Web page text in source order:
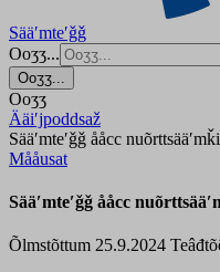
Sääʹmteʹǧǧ
Ooʒʒ...
Ooʒʒ...
Ooʒʒ
Ääiʹjpoddsaž
Sääʹmteʹǧǧ ååcc
Mååusat
Sääʹmteʹǧǧ ååcc
Õlmstõttum 25.9.2024